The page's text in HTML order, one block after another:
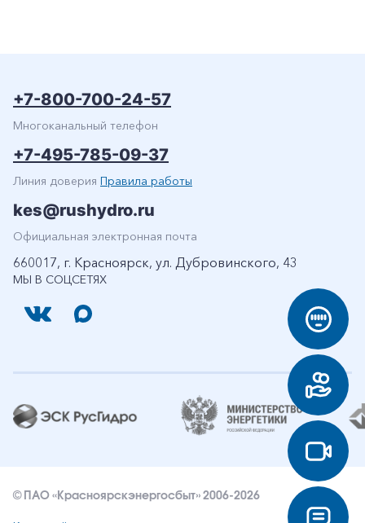
МЫ В СОЦСЕТЯХ
+7-800-700-24-57
Многоканальный телефон
+7-495-785-09-37
Линия доверия Правила работы
kes@rushydro.ru
Официальная электронная почта
660017, г. Красноярск, ул. Дубровинского, 43
© ПАО «Красноярскэнергосбыт» 2006-2026